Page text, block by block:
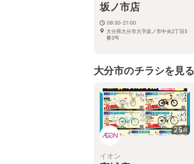
坂ノ市店
09:30-21:00
大分県大分市大字坂ノ市中央2丁目5
番3号
大分市のチラシを見る
25枚
イオン